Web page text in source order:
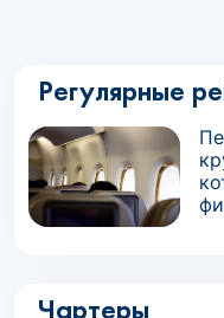
Регулярные
Чартеры